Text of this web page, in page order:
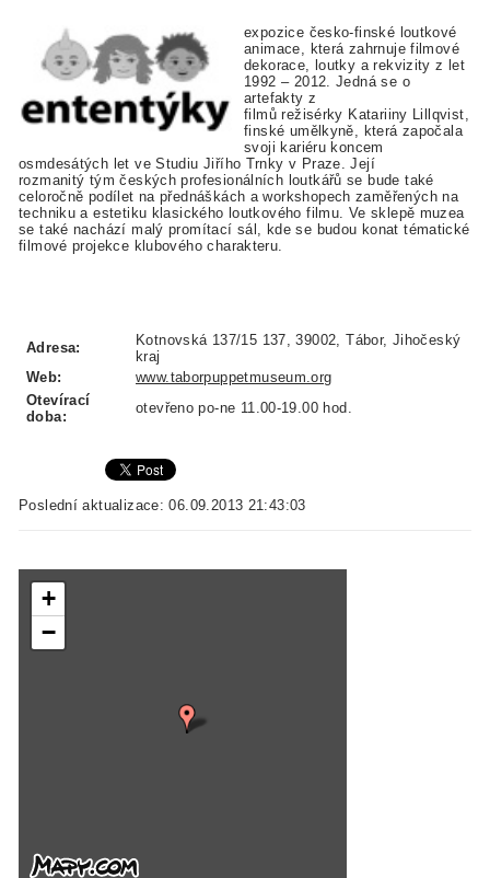
expozice česko-finské loutkové
animace, která zahrnuje filmové
dekorace, loutky a rekvizity z let
1992 – 2012. Jedná se o
artefakty z
filmů režisérky Katariiny Lillqvist,
finské umělkyně, která započala
svoji kariéru koncem
osmdesátých let ve Studiu Jiřího Trnky v Praze. Její
rozmanitý tým českých profesionálních loutkářů se bude také
celoročně podílet na přednáškách a workshopech zaměřených na
techniku a estetiku klasického loutkového filmu. Ve sklepě muzea
se také nachází malý promítací sál, kde se budou konat tématické
filmové projekce klubového charakteru.
Adresa:
Kotnovská 137/15 137, 39002, Tábor, Jihočeský
kraj
Web:
www.taborpuppetmuseum.org
Otevírací
doba:
otevřeno po-ne 11.00-19.00 hod.
Poslední aktualizace: 06.09.2013 21:43:03
+
−